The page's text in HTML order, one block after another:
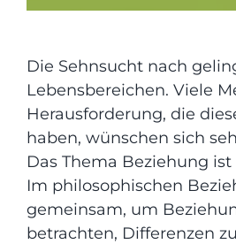
Die Sehnsucht nach
Lebensbereichen. Viele
Herausforderung, die
haben, wünschen sich
Das Thema Beziehung
Im philosophischen
gemeinsam, um
betrachten, Differenzen